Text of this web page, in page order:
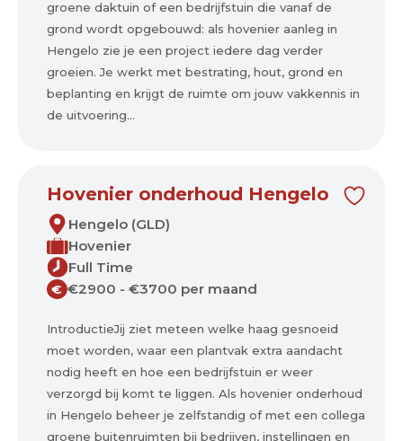
groene daktuin of een bedrijfstuin die vanaf de
grond wordt opgebouwd: als hovenier aanleg in
Hengelo zie je een project iedere dag verder
groeien. Je werkt met bestrating, hout, grond en
beplanting en krijgt de ruimte om jouw vakkennis in
de uitvoering...
Hovenier onderhoud Hengelo
Hengelo (GLD)
Hovenier
Full Time
€ €2900 - €3700 per maand
IntroductieJij ziet meteen welke haag gesnoeid
moet worden, waar een plantvak extra aandacht
nodig heeft en hoe een bedrijfstuin er weer
verzorgd bij komt te liggen. Als hovenier onderhoud
in Hengelo beheer je zelfstandig of met een collega
groene buitenruimten bij bedrijven, instellingen en